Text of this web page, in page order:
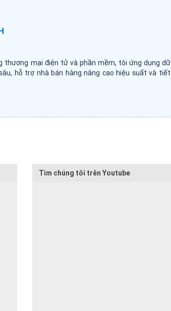
thương mại điện tử và phần mềm, tôi ứng dụng dữ
hỗ trợ nhà bán hàng nâng cao hiệu suất và tiết
Tìm chúng tôi trên Youtube